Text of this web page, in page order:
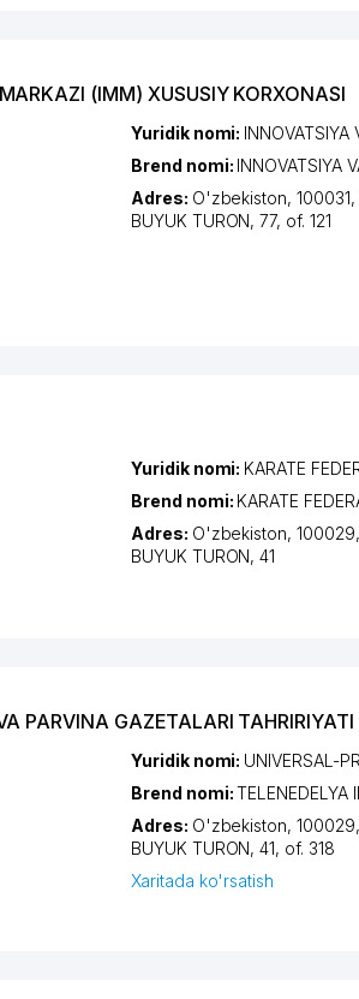
(IMM) XUSUSIY KORXONASI
Yuridik nomi: INNOVATSIYA
Brend nomi: INNOVATSIYA
Adres: O'zbekiston, 100031,
BUYUK TURON, 77, of. 121
Yuridik nomi: KARATE
Brend nomi: KARATE
Adres: O'zbekiston, 100029,
BUYUK TURON, 41
PARVINA GAZETALARI TAHRIRIYATI
Yuridik nomi: UNIVERSAL-
Brend nomi:TELENEDELYA
Adres: O'zbekiston, 100029,
BUYUK TURON, 41, of. 318
Xaritada ko'rsatish